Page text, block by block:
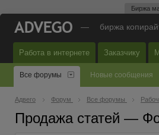
Биржа
— биржа
Работа в интернете Заказчику
Все форумы Новые сообщения
Адвего Форум Все форумы
Продажа статей —